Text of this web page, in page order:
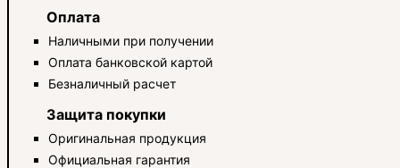
Оплата
Наличными при получении
Оплата банковской картой
Безналичный расчет
Защита покупки
Оригинальная продукция
Официальная гарантия